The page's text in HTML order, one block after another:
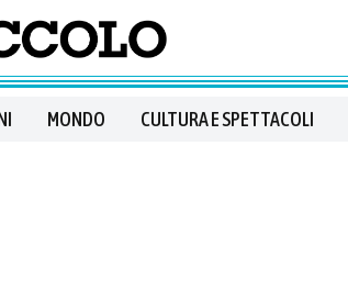
MONDO CULTURA E SPETTACOLI